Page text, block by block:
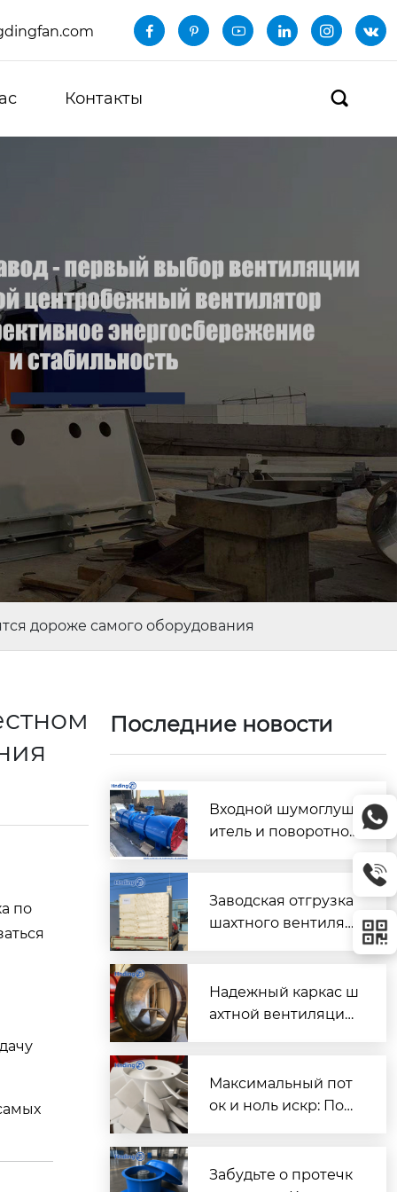
     
Контакты 
дороже самого оборудования
по
Последние новости
Входной шумоглуш
итель и поворотно-
вентилятора главно
го проветривания
Заводская отгрузка
шахтного вентилят
его объекта в Казах
стане
Надежный каркас ш
ахтной вентиляции:
DK
Максимальный пот
ок и ноль искр: Пош
шахтной вентиляци
Забудьте о протечк